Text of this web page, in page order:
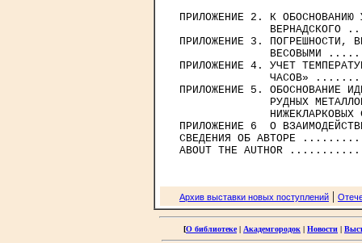
ПРИЛОЖЕНИЕ 2. К ОБОСНОВАНИЮ
ВЕРНАДСКОГО
ПРИЛОЖЕНИЕ 3. ПОГРЕШНОСТИ,
ВЕСОВЫМИ
ПРИЛОЖЕНИЕ 4. УЧЕТ
ЧАСОВ»
ПРИЛОЖЕНИЕ 5. ОБОСНОВАНИЕ
РУДНЫХ
НИЖЕКЛАРКОВЫХ
ПРИЛОЖЕНИЕ 6  О
СВЕДЕНИЯ ОБ АВТОРЕ
Архив выставки новых поступлений |
[О библиотеке| Академгородок | Новости |